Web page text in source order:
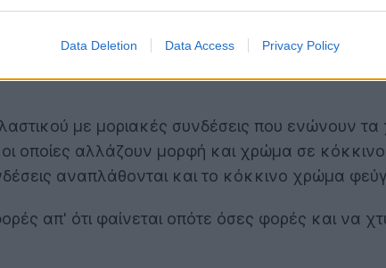
Data Deletion Data Access Privacy Policy
με μοριακές συνδέσεις που ενώνουν
οποίες αλλάζουν μορφή και χρώμα σε
αναπλάθονται και το κόκκινο χρώμα
απ' ότι φαίνεται οπότε όσες φορές και να